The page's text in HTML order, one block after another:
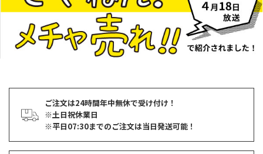
ご注文は24時間年中無休で受け付け！
※土日祝休業日
※平日07:30までのご注文は当日発送可能！